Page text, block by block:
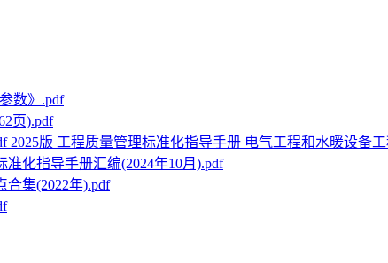
数》.pdf
页).pdf
2025版 工程质量管理标准化指导手册 电气工程和水暖设备工
准化指导手册汇编(2024年10月).pdf
合集(2022年).pdf